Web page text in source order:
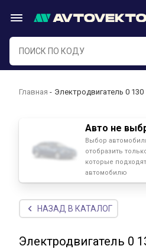
Главная Электродвигатель 0 130
Авто не
Выбор
отобразить
которые
автомобилю
НАЗАД В КАТАЛОГ
Электродвигатель 0